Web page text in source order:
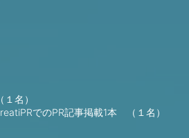
名）
でのPR記事掲載1本 （１名）